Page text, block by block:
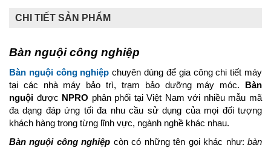
CHI TIẾT SẢN PHẨM
Bàn nguội công nghiệp
Bàn nguội công nghiệp chuyên dùng để gia công chi tiết máy
tại các nhà máy bảo trì, trạm bảo dưỡng máy móc. Bàn
nguội được NPRO phân phối tại Việt Nam với nhiều mẫu mã
đa dạng đáp ứng tối đa nhu cầu sử dụng của mọi đối tượng
khách hàng trong từng lĩnh vực, ngành nghề khác nhau.
Bàn nguội công nghiệp còn có những tên gọi khác như:bàn